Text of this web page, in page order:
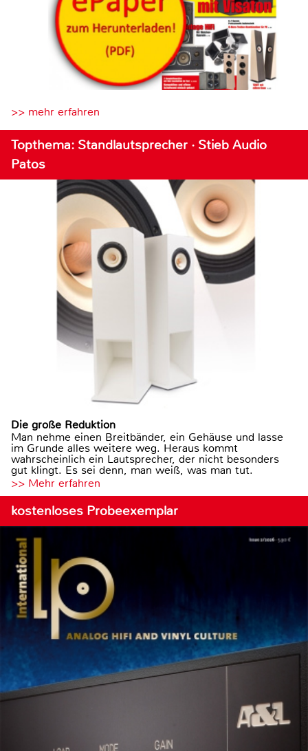
>> mehr erfahren
Topthema: Standlautsprecher · Stieb Audio
Patos
Die große Reduktion
Man nehme einen Breitbänder, ein Gehäuse und lasse
im Grunde alles weitere weg. Heraus kommt
wahrscheinlich ein Lautsprecher, der nicht besonders
gut klingt. Es sei denn, man weiß, was man tut.
>> Mehr erfahren
kostenloses Probeexemplar